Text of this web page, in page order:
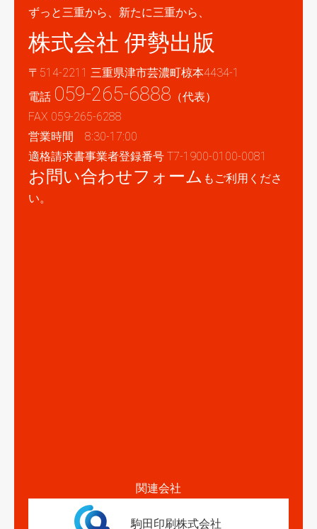
ずっと三重から、新たに三重から、
株式会社 伊勢出版
〒514-2211 三重県津市芸濃町椋本4434-1
電話 059-265-6888 （代表）
FAX 059-265-6288
営業時間 8:30-17:00
適格請求書事業者登録番号 T7-1900-0100-0081
お問い合わせフォーム もご利用くださ
い。
関連会社
駒田印刷株式会社